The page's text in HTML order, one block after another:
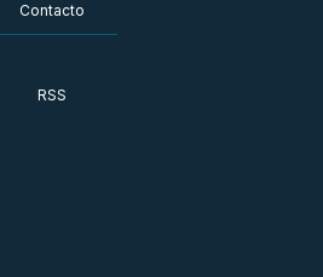
Contacto
RSS